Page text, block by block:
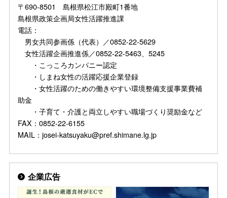
〒690-8501 島根県松江市殿町1番地
島根県政策企画局女性活躍推進課
電話：
男女共同参画係（代表）／0852-22-5629
女性活躍企画推進係／0852-22-5463、5245
・こっころカンパニー認定
・しまね女性の活躍応援企業登録
・女性活躍のための働きやすい環境整備支援事業費補
助金
・子育て・介護と両立しやすい職場づくり奨励金など
FAX：0852-22-6155
MAIL：josei-katsuyaku@pref.shimane.lg.jp
企業広告